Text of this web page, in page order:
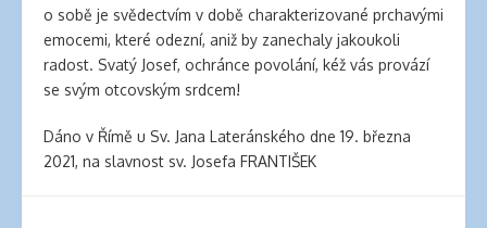
o sobě je svědectvím v době charakterizované prchavými
emocemi, které odezní, aniž by zanechaly jakoukoli
radost. Svatý Josef, ochránce povolání, kéž vás provází
se svým otcovským srdcem!
Dáno v Římě u Sv. Jana Lateránského dne 19. března
2021, na slavnost sv. Josefa FRANTIŠEK